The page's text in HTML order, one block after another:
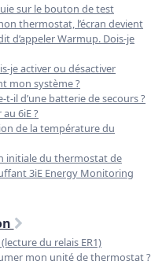
sur le bouton de test
thermostat, l’écran devient
d’appeler Warmup. Dois-je
je activer ou désactiver
mon système ?
t-il d’une batterie de secours ?
6iE ?
de la température du
initiale du thermostat de
3iE Energy Monitoring
du relais ER1)
mon unité de thermostat ?